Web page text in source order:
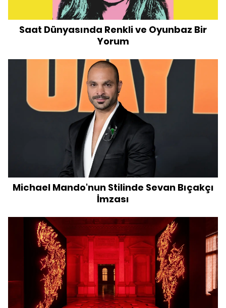
Saat Dünyasında Renkli ve Oyunbaz Bir
Yorum
Michael Mando'nun Stilinde Sevan Bıçakçı
İmzası